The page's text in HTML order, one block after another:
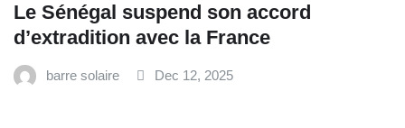
Le Sénégal suspend son accord
d’extradition avec la France
barre solaire Dec 12, 2025